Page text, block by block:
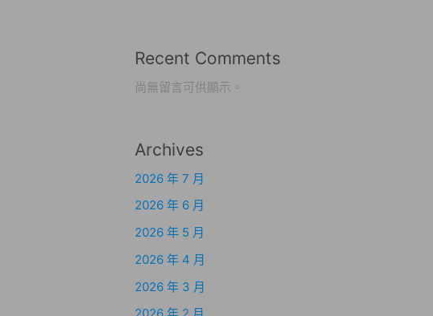
Recent Comments
尚無留言可供顯示。
Archives
2026 年 7 月
2026 年 6 月
2026 年 5 月
2026 年 4 月
2026 年 3 月